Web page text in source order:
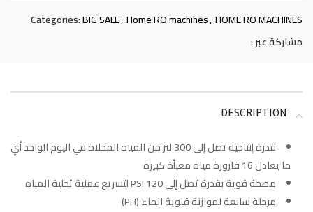
Categories:BIG SALE,Home RO machines,HOME RO MACHINES
مشاركة عبر :
DESCRIPTION
قدرة إنتاجية تصل إلى 300 لتر من المياه المحلاة في اليوم الواحد أي
ما يعادل 16 قارورة مياه معبأة كبيرة
مضخة قوية بقدرة تصل إلى 120 PSI لتسريع عملية تحلية المياه
مرحلة سابعة لموازنة قلوية الماء (PH)